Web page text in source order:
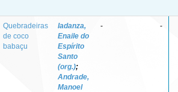
Quebradeiras
de coco
babaçu
Iadanza,
Enaile do
Espírito
Santo
(org.);
Andrade,
Manoel
- -